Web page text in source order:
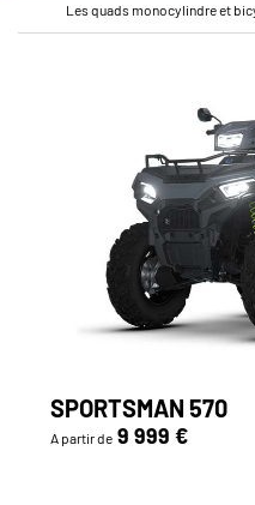
Les quads monocylindre et
SPORTSMAN 570
A partir de 9 999 €